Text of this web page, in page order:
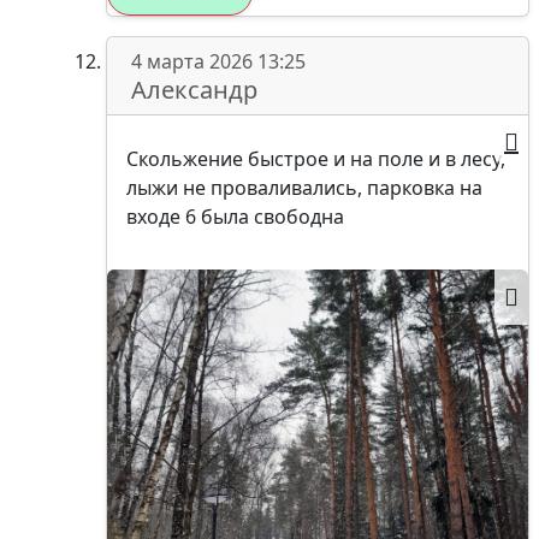
4 марта 2026 13:25
Александр
Скольжение быстрое и на поле и в лесу,
лыжи не проваливались, парковка на
входе 6 была свободна